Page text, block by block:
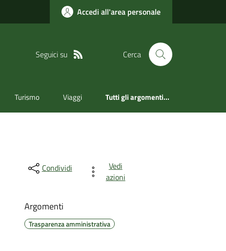
Accedi all'area personale
Seguici su Cerca
Turismo Viaggi Tutti gli argomenti...
Condividi
Vedi
azioni
Argomenti
Trasparenza amministrativa